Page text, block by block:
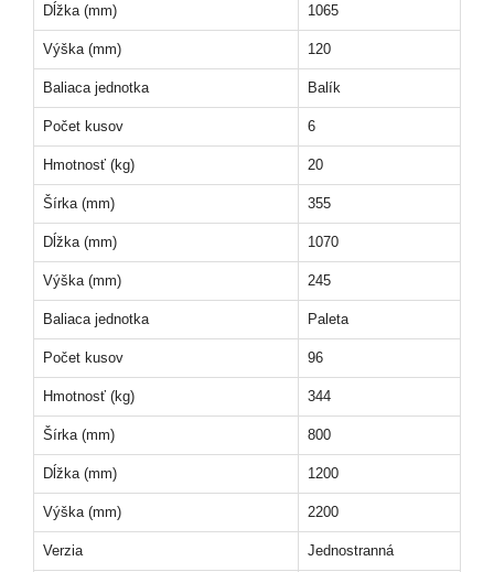
Dĺžka (mm) 1065
Výška (mm) 120
Baliaca jednotka Balík
Počet kusov 6
Hmotnosť (kg) 20
Šírka (mm) 355
Dĺžka (mm) 1070
Výška (mm) 245
Baliaca jednotka Paleta
Počet kusov 96
Hmotnosť (kg) 344
Šírka (mm) 800
Dĺžka (mm) 1200
Výška (mm) 2200
Verzia Jednostranná